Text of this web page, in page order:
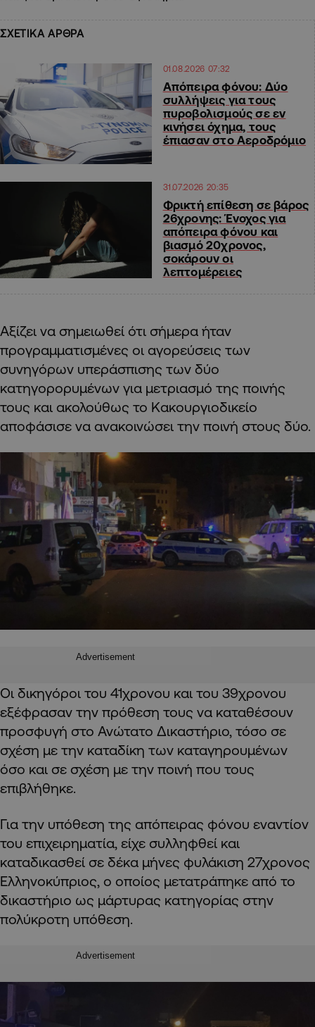
ΣΧΕΤΙΚΑ ΑΡΘΡΑ
01.08.2026 07:32
Απόπειρα φόνου: Δύο
συλλήψεις για τους
πυροβολισμούς σε εν
κινήσει όχημα, τους
έπιασαν στο Αεροδρόμιο
31.07.2026 20:35
Φρικτή επίθεση σε βάρος
26χρονης: Ένοχος για
απόπειρα φόνου και
βιασμό 20χρονος,
σοκάρουν οι
λεπτομέρειες
Αξίζει να σημειωθεί ότι σήμερα ήταν
προγραμματισμένες οι αγορεύσεις των
συνηγόρων υπεράσπισης των δύο
κατηγορορυμένων για μετριασμό της ποινής
τους και ακολούθως το Κακουργιοδικείο
αποφάσισε να ανακοινώσει την ποινή στους δύο.
Advertisement
Οι δικηγόροι του 41χρονου και του 39χρονου
εξέφρασαν την πρόθεση τους να καταθέσουν
προσφυγή στο Ανώτατο Δικαστήριο, τόσο σε
σχέση με την καταδίκη των καταγηρουμένων
όσο και σε σχέση με την ποινή που τους
επιβλήθηκε.
Για την υπόθεση της απόπειρας φόνου εναντίον
του επιχειρηματία, είχε συλληφθεί και
καταδικασθεί σε δέκα μήνες φυλάκιση 27χρονος
Ελληνοκύπριος, ο οποίος μετατράπηκε από το
δικαστήριο ως μάρτυρας κατηγορίας στην
πολύκροτη υπόθεση.
Advertisement